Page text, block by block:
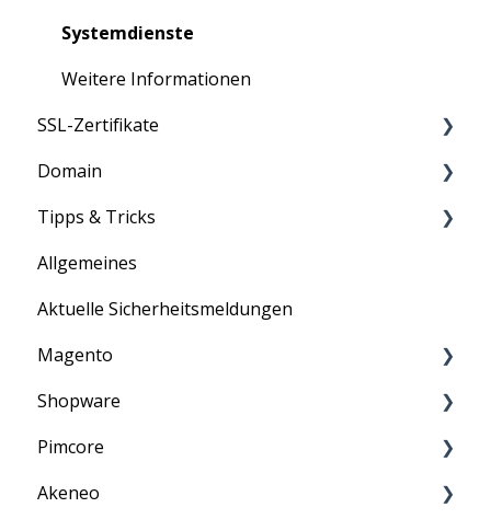
Systemdienste
Weitere Informationen
SSL-Zertifikate
Anleitung
Information
Domain
Informationen
Tipps & Tricks
Allgemein
ASV-Scan
E-Mail
PCI-DSS
Penetrationstest
Allgemeines
Aktuelle Sicherheitsmeldungen
Magento
Information
Shopware
Anleitung
Pimcore
Anleitung
Akeneo